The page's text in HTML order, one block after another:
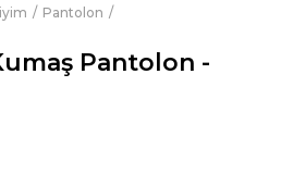
Pantolon
Pantolon -